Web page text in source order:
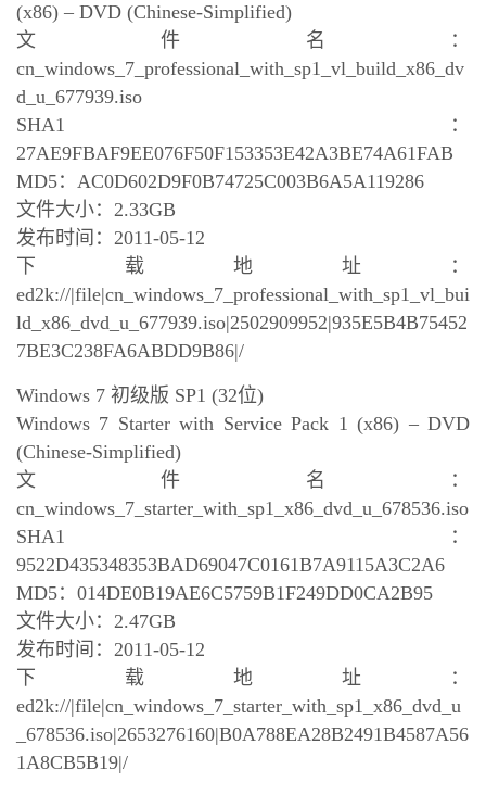
(x86) – DVD (Chinese-Simplified)
文件名：
cn_windows_7_professional_with_sp1_vl_build_x86_dv
d_u_677939.iso
SHA1：
27AE9FBAF9EE076F50F153353E42A3BE74A61FAB
MD5：AC0D602D9F0B74725C003B6A5A119286
文件大小：2.33GB
发布时间：2011-05-12
下载地址：
ed2k://|file|cn_windows_7_professional_with_sp1_vl_bui
ld_x86_dvd_u_677939.iso|2502909952|935E5B4B75452
7BE3C238FA6ABDD9B86|/
Windows 7 初级版 SP1 (32位)
Windows 7 Starter with Service Pack 1 (x86) – DVD
(Chinese-Simplified)
文件名：
cn_windows_7_starter_with_sp1_x86_dvd_u_678536.iso
SHA1：
9522D435348353BAD69047C0161B7A9115A3C2A6
MD5：014DE0B19AE6C5759B1F249DD0CA2B95
文件大小：2.47GB
发布时间：2011-05-12
下载地址：
ed2k://|file|cn_windows_7_starter_with_sp1_x86_dvd_u
_678536.iso|2653276160|B0A788EA28B2491B4587A56
1A8CB5B19|/